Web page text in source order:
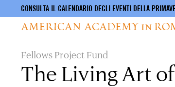
contenuto
principale
CONSULTA IL CALENDARIO DEGLI EVENTI DELLA
Fellows Project Fund
The Living Art